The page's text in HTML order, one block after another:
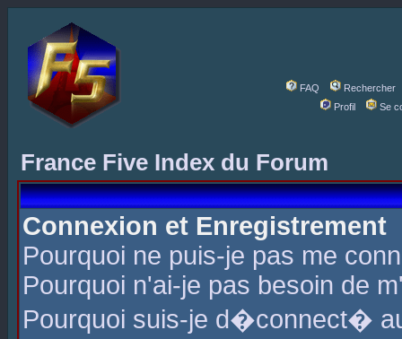
FAQ
Rechercher
Profil
Se
France Five Index du Forum
Connexion et Enregistrement
Pourquoi ne puis-je pas me
Pourquoi n'ai-je pas besoin de
Pourquoi suis-je d�connect�